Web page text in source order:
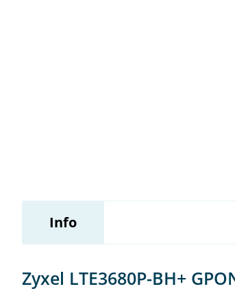
Info
Zyxel LTE3680P-BH+